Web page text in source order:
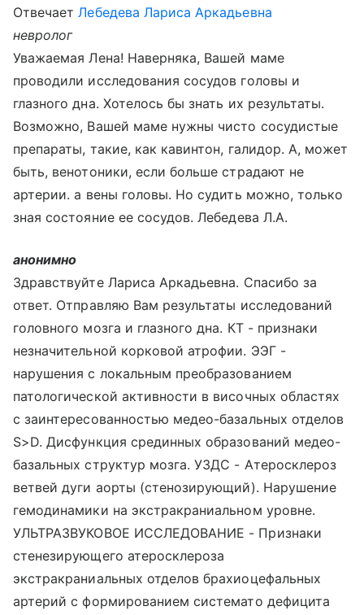
ОтвечаетЛебедева Лариса Аркадьевна
невролог
Уважаемая Лена! Наверняка, Вашей маме
проводили исследования сосудов головы и
глазного дна. Хотелось бы знать их результаты.
Возможно, Вашей маме нужны чисто сосудистые
препараты, такие, как кавинтон, галидор. А, может
быть, венотоники, если больше страдают не
артерии. а вены головы. Но судить можно, только
зная состояние ее сосудов. Лебедева Л.А.
анонимно
Здравствуйте Лариса Аркадьевна. Спасибо за
ответ. Отправляю Вам результаты исследований
головного мозга и глазного дна. КТ - признаки
незначительной корковой атрофии. ЭЭГ -
нарушения с локальным преобразованием
патологической активности в височных областях
с заинтересованностью медео-базальных отделов
S>D. Дисфункция срединных образований медео-
базальных структур мозга. УЗДС - Атеросклероз
ветвей дуги аорты (стенозирующий). Нарушение
гемодинамики на экстракраниальном уровне.
УЛЬТРАЗВУКОВОЕ ИССЛЕДОВАНИЕ - Признаки
стенезирующего атеросклероза
экстракраниальных отделов брахиоцефальных
артерий с формированием системато дефицита